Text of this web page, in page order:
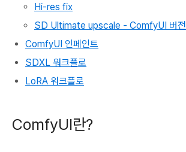
Hi-res fix
SD Ultimate upscale - ComfyUI 버전
ComfyUI 인페인트
SDXL 워크플로
LoRA 워크플로
ComfyUI란?